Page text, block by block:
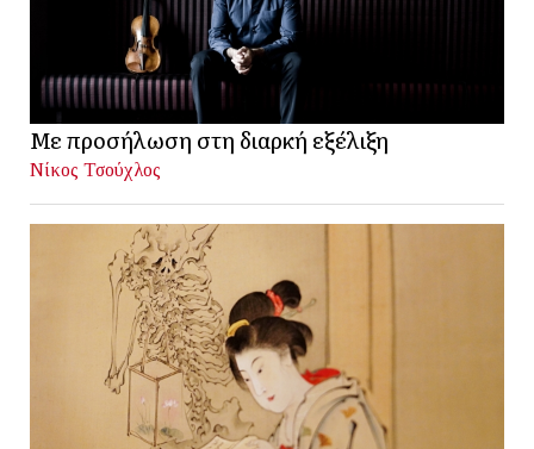
Με προσήλωση στη διαρκή εξέλιξη
Νίκος Τσούχλος